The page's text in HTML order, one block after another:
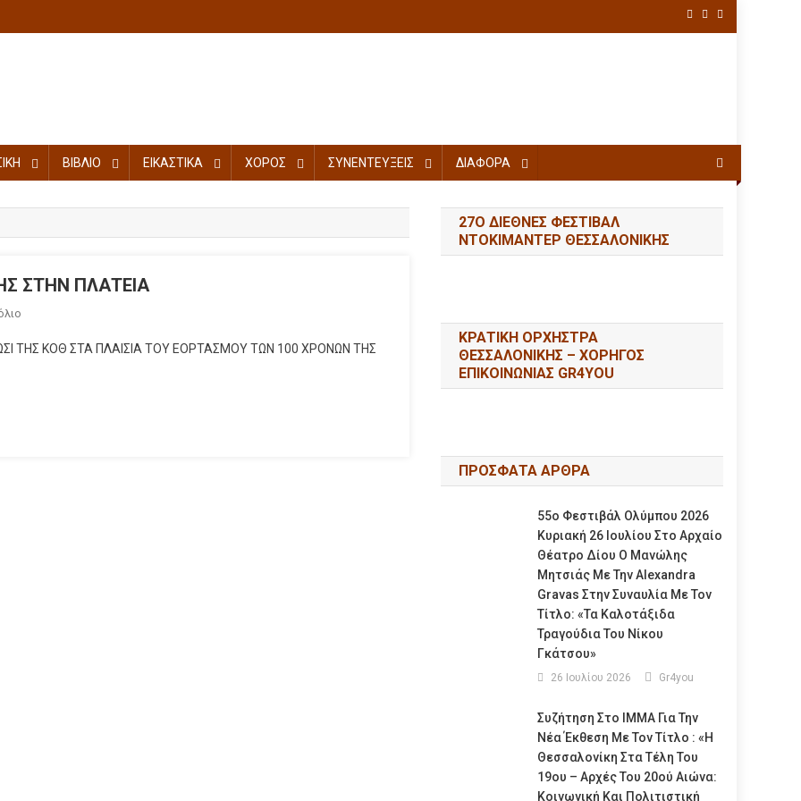
ΒΙΒΛΙΟ ΕΙΚΑΣΤΙΚΑ ΧΟΡΟΣ ΣΥΝΕΝΤΕΥΞΕΙΣ ΔΙΑΦΟΡΑ
ΣΤΗΝ ΠΛΑΤΕΙΑ
ΤΗΣ ΚΟΘ ΣΤΑ ΠΛΑΙΣΙΑ ΤΟΥ ΕΟΡΤΑΣΜΟΥ ΤΩΝ 100 ΧΡΟΝΩΝ ΤΗΣ
27Ο ΔΙΕΘΝΕΣ ΦΕΣΤΙΒΑΛ
ΝΤΟΚΙΜΑΝΤΕΡ ΘΕΣΣΑΛΟΝΙΚΗΣ
ΚΡΑΤΙΚΗ ΟΡΧΗΣΤΡΑ
ΘΕΣΣΑΛΟΝΙΚΗΣ – ΧΟΡΗΓΟΣ
ΕΠΙΚΟΙΝΩΝΙΑΣ GR4YOU
ΠΡΟΣΦΑΤΑ ΑΡΘΡΑ
55ο Φεστιβάλ Ολύμπου 2026
Κυριακή 26 Ιουλίου Στο Αρχαίο
Θέατρο Δίου Ο Μανώλης
Μητσιάς Με Την Alexandra
Gravas Στην Συναυλία Με Τον
Τίτλο: «τα Καλοτάξιδα
Τραγούδια Του Νίκου
Γκάτσου»
26 Ιουλίου 2026 Gr4you
Συζήτηση Στο ΙΜΜΑ Για Την
Νέα Έκθεση Με Τον Τίτλο : «Η
Θεσσαλονίκη Στα Τέλη Του
19ου – Αρχές Του 20ού Αιώνα:
Κοινωνική Και Πολιτιστική